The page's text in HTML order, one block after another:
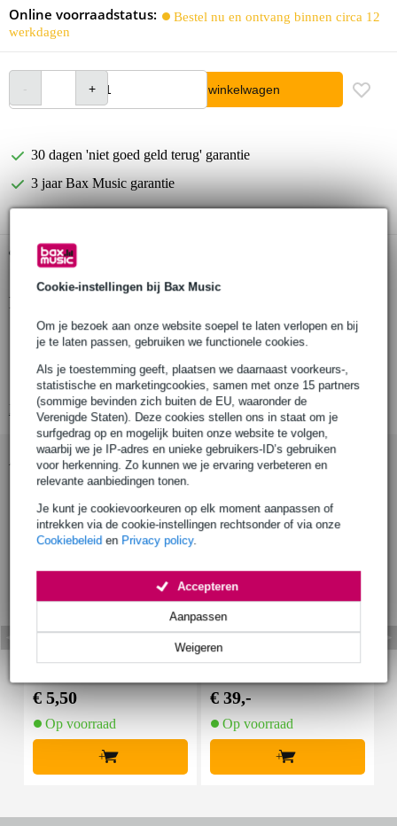
Cookie-instellingen bij Bax Music
Om je bezoek aan onze website soepel te laten verlopen en bij
je te laten passen, gebruiken we functionele cookies.
Als je toestemming geeft, plaatsen we daarnaast voorkeurs-,
statistische en marketingcookies, samen met onze 15 partners
(sommige bevinden zich buiten de EU, waaronder de
Verenigde Staten). Deze cookies stellen ons in staat om je
surfgedrag op en mogelijk buiten onze website te volgen,
waarbij we je IP-adres en unieke gebruikers-ID’s gebruiken
voor herkenning. Zo kunnen we je ervaring verbeteren en
relevante aanbiedingen tonen.
Je kunt je cookievoorkeuren op elk moment aanpassen of
intrekken via de cookie-instellingen rechtsonder of via onze
Cookiebeleid en Privacy policy.
Weigeren
Aanpassen
Accepteren
Online voorraadstatus:
Bestel nu en ontvang binnen circa 12
werkdagen
In winkelwagen
30 dagen 'niet goed geld terug' garantie
3 jaar Bax Music garantie
Gratis ophalen in de winkel
Productinformatie
Materiaal hoofddelen: AW6082 T6 aluminium
Eyebolt assembly: 316 roestvrij staal
Bekijk alle productspecificaties
Accessoires (9)
mal zwart (10 stuks)
€ 5,50
Op voorraad
+
Innox IVA 01 LS Kit he
€ 39,-
Op voorraad
+